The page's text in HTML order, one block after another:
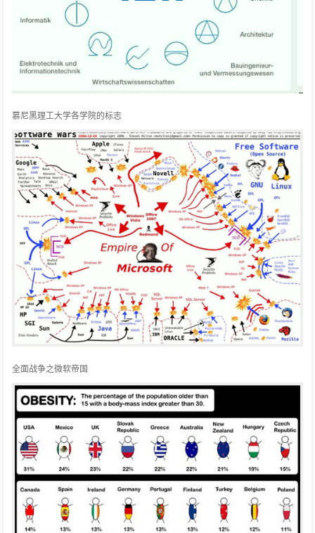
慕尼黑理工大学各学院的标志
全面战争之微软帝国